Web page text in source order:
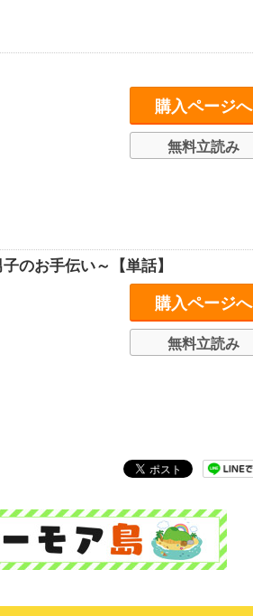
購入ページへ
無料立読み
のお手伝い～【単話】
購入ページへ
無料立読み